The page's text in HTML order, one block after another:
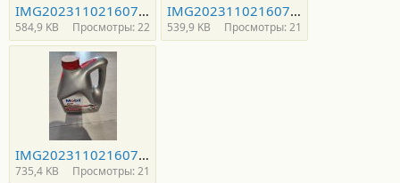
IMG20231102160741.jpg
584,9 KB Просмотры: 22
IMG20231102160735.jpg
539,9 KB Просмотры: 21
IMG20231102160728.jpg
735,4 KB Просмотры: 21